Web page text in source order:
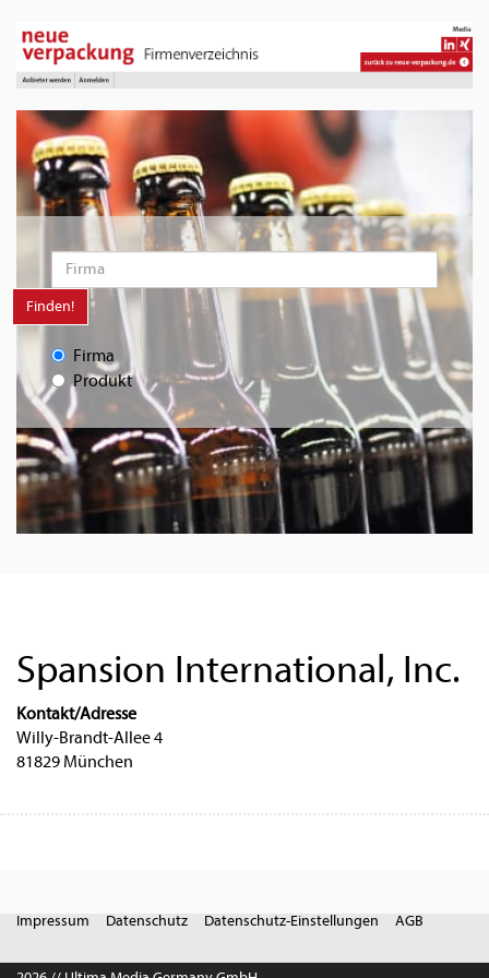
Finden!
Firma
Produkt
Spansion International, Inc.
Kontakt/Adresse
Willy-Brandt-Allee 4
81829 München
Impressum Datenschutz Datenschutz-Einstellungen AGB